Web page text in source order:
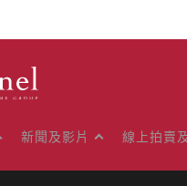
新聞及影片 線上拍賣